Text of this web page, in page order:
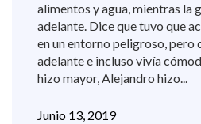
alimentos y agua, mientras la
adelante. Dice que tuvo que
en un entorno peligroso, pero
adelante e incluso vivía
hizo mayor, Alejandro hizo...
Junio 13, 2019